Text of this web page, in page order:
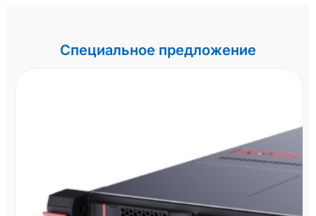
Специальное предложение